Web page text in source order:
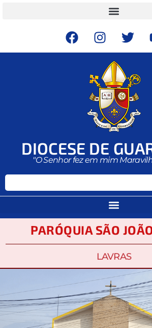
DIOCESE DE
"O Senhor fez em mim
PARÓQUIA SÃO
LAVRAS